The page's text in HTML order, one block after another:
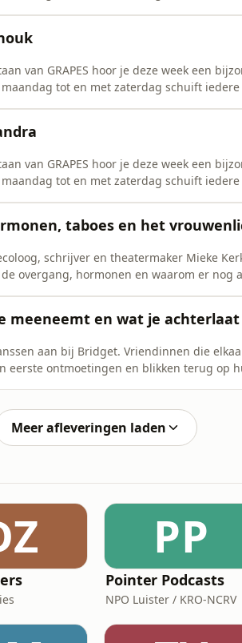
onderw
van GRAPES hoor je deze week een
tot en met zaterdag schuift
onderw
van GRAPES hoor je deze week een
tot en met zaterdag schuift
ze onderw taboes en het
schrijver en theatermaker Mieke
overgang, hormonen en waarom er nog
is en hoe
meeneemt en wat je achterlaat
aan bij Bridget. Vriendinnen die
eerste ontmoetingen en blikken terug op
Meer afleveringen laden
PP
Pointer Podcasts
NPO Luister / KRO-NCRV